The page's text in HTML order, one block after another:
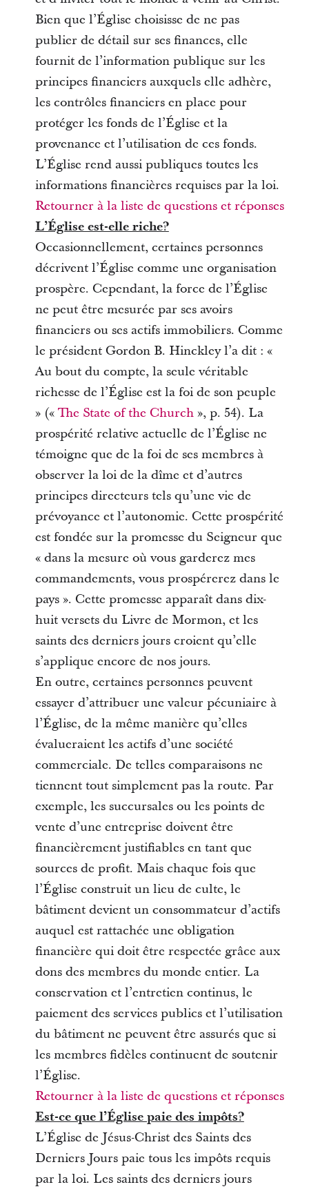
Bien que l’Église choisisse de ne pas
publier de détail sur ses finances, elle
fournit de l’information publique sur les
principes financiers auxquels elle adhère,
les contrôles financiers en place pour
protéger les fonds de l’Église et la
provenance et l’utilisation de ces fonds.
L’Église rend aussi publiques toutes les
informations financières requises par la loi.
Retourner à la liste de questions et réponses
L’Église est-elle riche?
Occasionnellement, certaines personnes
décrivent l’Église comme une organisation
prospère. Cependant, la force de l’Église
ne peut être mesurée par ses avoirs
financiers ou ses actifs immobiliers. Comme
le président Gordon B. Hinckley l’a dit : «
Au bout du compte, la seule véritable
richesse de l’Église est la foi de son peuple
» (« The State of the Church», p. 54). La
prospérité relative actuelle de l’Église ne
témoigne que de la foi de ses membres à
observer la loi de la dîme et d’autres
principes directeurs tels qu’une vie de
prévoyance et l’autonomie. Cette prospérité
est fondée sur la promesse du Seigneur que
« dans la mesure où vous garderez mes
commandements, vous prospérerez dans le
pays ». Cette promesse apparaît dans dix-
huit versets du Livre de Mormon, et les
saints des derniers jours croient qu’elle
s’applique encore de nos jours.
En outre, certaines personnes peuvent
essayer d’attribuer une valeur pécuniaire à
l’Église, de la même manière qu’elles
évalueraient les actifs d’une société
commerciale. De telles comparaisons ne
tiennent tout simplement pas la route. Par
exemple, les succursales ou les points de
vente d’une entreprise doivent être
financièrement justifiables en tant que
sources de profit. Mais chaque fois que
l’Église construit un lieu de culte, le
bâtiment devient un consommateur d’actifs
auquel est rattachée une obligation
financière qui doit être respectée grâce aux
dons des membres du monde entier. La
conservation et l’entretien continus, le
paiement des services publics et l’utilisation
du bâtiment ne peuvent être assurés que si
les membres fidèles continuent de soutenir
l’Église.
Retourner à la liste de questions et réponses
Est-ce que l’Église paie des impôts?
L’Église de Jésus-Christ des Saints des
Derniers Jours paie tous les impôts requis
par la loi. Les saints des derniers jours